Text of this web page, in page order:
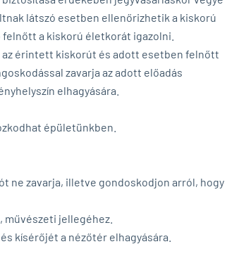
látszó esetben ellenőrizhetik a kiskorú
a kiskorú életkorát igazolni.
az érintett kiskorút és adott esetben felnőtt
zavarja az adott előadás
elhagyására.
épületünkben.
ne zavarja, illetve gondoskodjon arról, hogy
művészeti jellegéhez.
kísérőjét a nézőtér elhagyására.